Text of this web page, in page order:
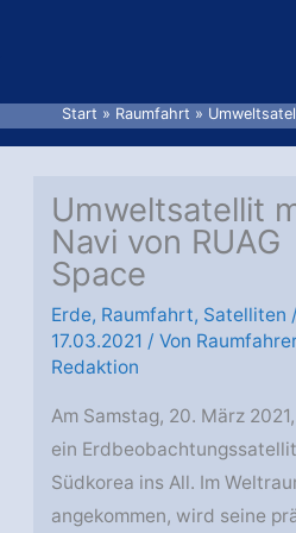
Start Raumfahrt
Umweltsatellit
Navi von RUAG
Space
Erde, Raumfahrt, Satelliten /
17.03.2021 / Von
Redaktion
Am Samstag, 20. März
ein
Südkorea ins All. Im
angekommen, wird seine